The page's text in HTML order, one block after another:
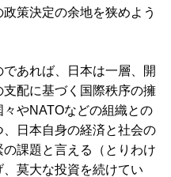
策決定の余地を狭めよう
あれば、日本は一層、開
配に基づく国際秩序の擁
やNATOなどの組織との
日本自身の経済と社会の
課題と言える（とりわけ
莫大な投資を続けてい